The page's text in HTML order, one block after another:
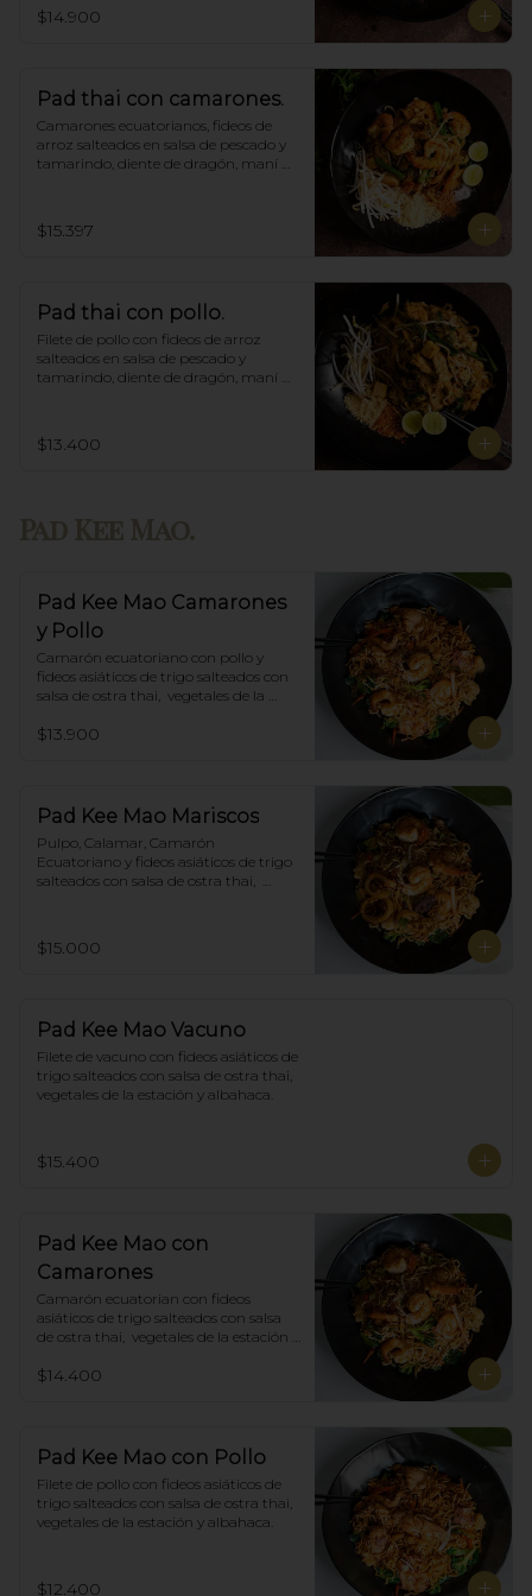
$14.900
Pad thai con camarones.
Camarones ecuatorianos, fideos de
arroz salteados en salsa de pescado y
tamarindo, diente de dragón, maní
$15.397
Pad thai con pollo.
Filete de pollo con fideos de arroz
salteados en salsa de pescado y
tamarindo, diente de dragón, maní
$13.400
Pad Kee Mao Camarones
y Pollo
Camarón ecuatoriano con pollo y
fideos asiáticos de trigo salteados con
salsa de ostra thai,  vegetales de la
$13.900
Pad Kee Mao Mariscos
Pulpo, Calamar, Camarón
Ecuatoriano y fideos asiáticos de trigo
salteados con salsa de ostra thai,
$15.000
Pad Kee Mao Vacuno
Filete de vacuno con fideos asiáticos de
trigo salteados con salsa de ostra thai,
vegetales de la estación y albahaca.
$15.400
Pad Kee Mao con
Camarones
Camarón ecuatorian con fideos
asiáticos de trigo salteados con salsa
de ostra thai,  vegetales de la estación y
$14.400
Pad Kee Mao con Pollo
Filete de pollo con fideos asiáticos de
trigo salteados con salsa de ostra thai,
vegetales de la estación y albahaca.
$12.400